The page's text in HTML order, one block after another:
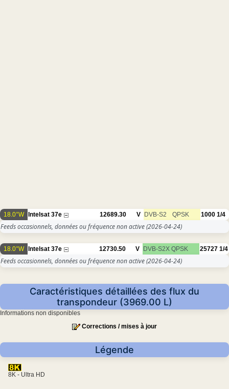
18.0°W Intelsat 37e 12689.30 V DVB-S2 QPSK 1000 1/4
Feeds occasionnels, données ou fréquence non active(2026-04-24)
18.0°W Intelsat 37e 12730.50 V DVB-S2X QPSK 25727 1/4
Feeds occasionnels, données ou fréquence non active(2026-04-24)
Caractéristiques détaillées des flux du
transpondeur (3969.00 L)
Informations non disponibles
Corrections / mises à jour
Légende
8K - Ultra HD